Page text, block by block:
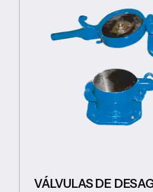
VÁLVULAS DE